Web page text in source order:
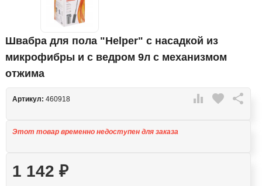
Швабра для пола "Helper" с насадкой из
микрофибры и с ведром 9л с механизмом
отжима
 favorite 
Артикул: 460918
Этот товар временно недоступен для заказа
1 142 ₽